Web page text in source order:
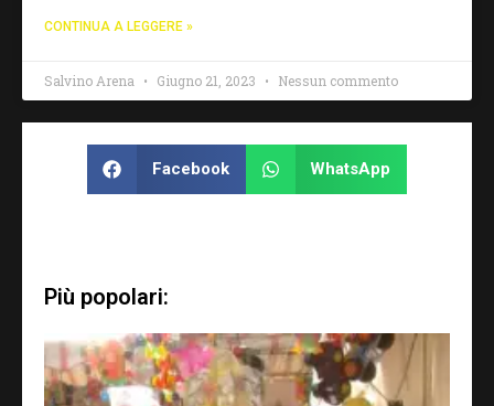
CONTINUA A LEGGERE »
Salvino Arena Giugno 21, 2023 Nessun commento
Facebook WhatsApp
Più popolari: